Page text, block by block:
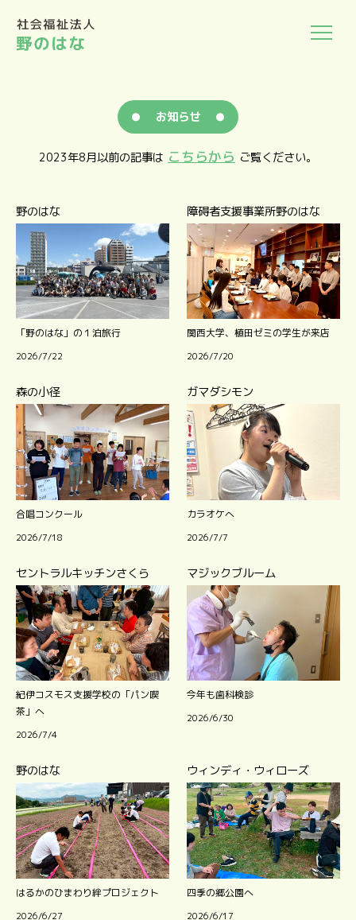
お知らせ
2023年8月以前の記事は こちらから ご覧ください。
野のはな
「野のはな」の１泊旅行
2026/7/22
障碍者支援事業所野のはな
関西大学、植田ゼミの学生が来店
2026/7/20
森の小径
合唱コンクール
2026/7/18
ガマダシモン
カラオケへ
2026/7/7
セントラルキッチンさくら
紀伊コスモス支援学校の「パン喫
茶」へ
2026/7/4
マジックブルーム
今年も歯科検診
2026/6/30
野のはな
はるかのひまわり絆プロジェクト
2026/6/27
ウィンディ・ウィローズ
四季の郷公園へ
2026/6/17